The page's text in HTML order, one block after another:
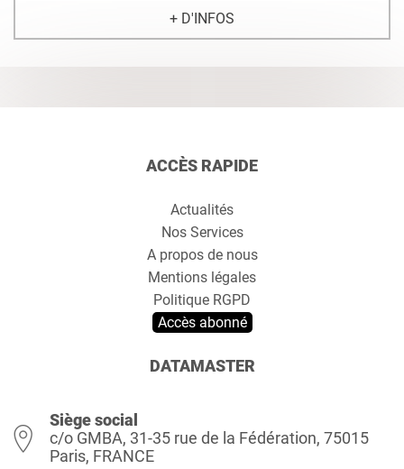
+ D'INFOS
ACCÈS RAPIDE
Actualités
Nos Services
A propos de nous
Mentions légales
Politique RGPD
Accès abonné
DATAMASTER
Siège social
c/o GMBA, 31-35 rue de la Fédération, 75015
Paris, FRANCE